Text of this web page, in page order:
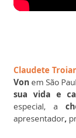
Claudete
Von em São
sua vida e
especial, a
apresentador,